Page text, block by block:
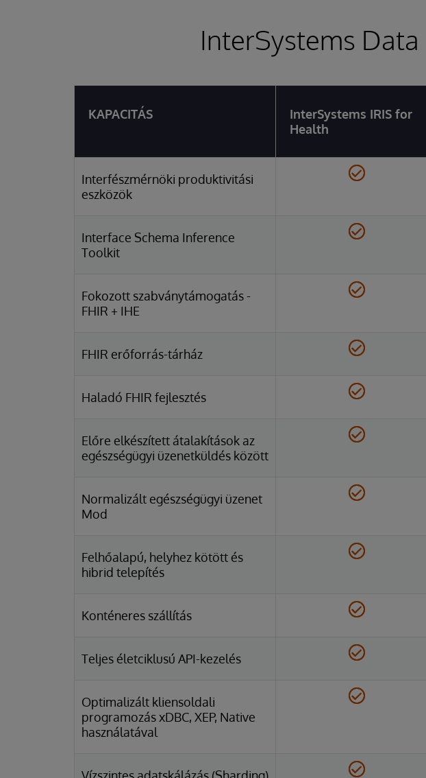
InterSystems
KAPACITÁS
InterSystems IRIS for
Health
Interfészmérnöki produktivitási
eszközök
Interface Schema Inference
Toolkit
Fokozott szabványtámogatás -
FHIR + IHE
FHIR erőforrás-tárház
Haladó FHIR fejlesztés
Előre elkészített átalakítások az
egészségügyi üzenetküldés között
Normalizált egészségügyi üzenet
Mod
Felhőalapú, helyhez kötött és
hibrid telepítés
Konténeres szállítás
Teljes életciklusú API-kezelés
Optimalizált kliensoldali
programozás xDBC, XEP, Native
használatával